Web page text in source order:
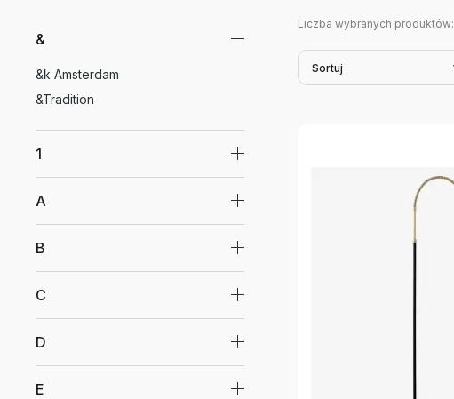
&
&k Amsterdam
&Tradition
1
A
B
C
D
E
Liczba wybranych produktów:
Sortuj